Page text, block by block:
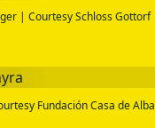
| Courtesy Schloss Gottorf
Fundación Casa de Alba